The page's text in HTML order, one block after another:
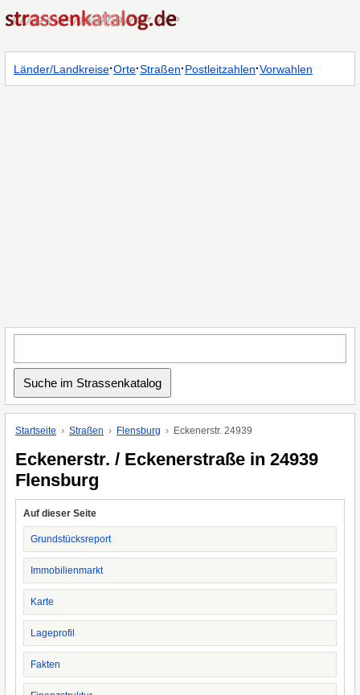
Länder/Landkreise·Orte·Straßen·Postleitzahlen·Vorwahlen
Startseite Straßen Flensburg Eckenerstr. 24939
Eckenerstr. / Eckenerstraße in 24939
Flensburg
Auf dieser Seite
Grundstücksreport
Immobilienmarkt
Karte
Lageprofil
Fakten